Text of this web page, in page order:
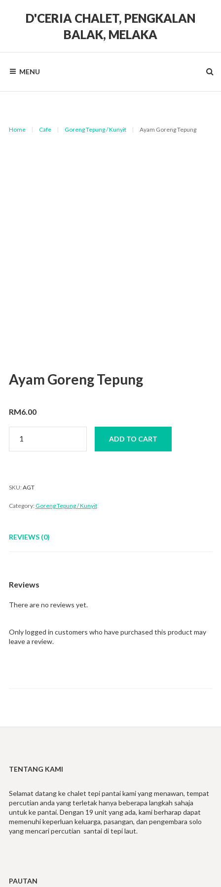
D'CERIA CHALET, PENGKALAN
BALAK, MELAKA
unitMENU
Home | Cafe | Goreng Tepung / Kunyit | Ayam Goreng Tepung
Ayam Goreng Tepung
RM6.00
Goreng
Tepung
ADD TO CART
SKU: AGT
Category: Goreng Tepung / Kunyit
REVIEWS (0)
Reviews
There are no reviews yet.
Only logged in customers who have purchased this product may
leave a review.
TENTANG KAMI
Selamat datang ke chalet tepi pantai kami yang menawan, tempat
percutian anda yang terletak hanya beberapa langkah sahaja
untuk ke pantai. Dengan 19 unit yang ada, kami berharap dapat
memenuhi keperluan keluarga, pasangan, dan pengembara solo
yang mencari percutian santai di tepi laut.
PAUTAN